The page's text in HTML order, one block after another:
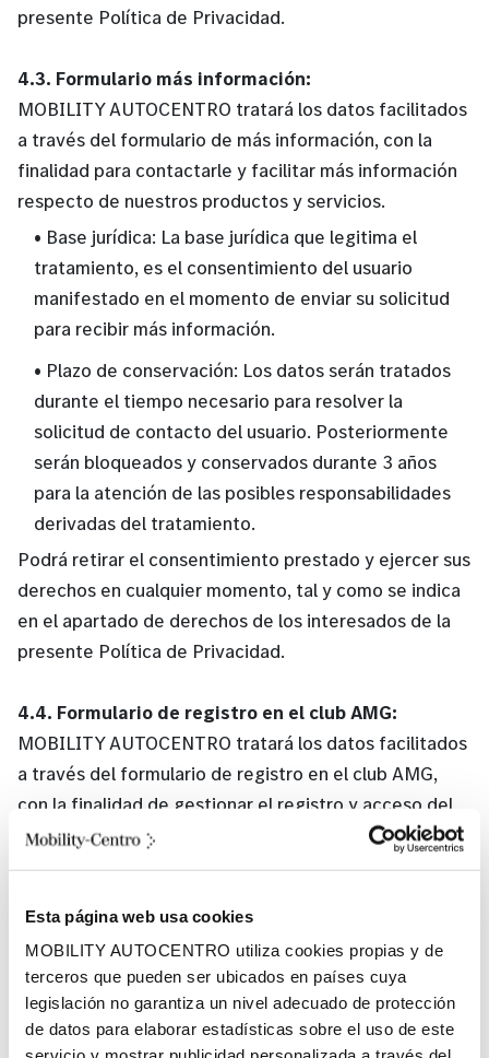
Esta página web usa cookies
MOBILITY AUTOCENTRO utiliza cookies propias y de
terceros que pueden ser ubicados en países cuya
legislación no garantiza un nivel adecuado de protección
de datos para elaborar estadísticas sobre el uso de este
presente Política de Privacidad.
4.3. Formulario más información:
MOBILITY AUTOCENTRO tratará los datos facilitados
a través del formulario de más información, con la
finalidad para contactarle y facilitar más información
respecto de nuestros productos y servicios.
• Base jurídica: La base jurídica que legitima el
tratamiento, es el consentimiento del usuario
manifestado en el momento de enviar su solicitud
para recibir más información.
• Plazo de conservación: Los datos serán tratados
durante el tiempo necesario para resolver la
solicitud de contacto del usuario. Posteriormente
serán bloqueados y conservados durante 3 años
para la atención de las posibles responsabilidades
derivadas del tratamiento.
Podrá retirar el consentimiento prestado y ejercer sus
derechos en cualquier momento, tal y como se indica
en el apartado de derechos de los interesados de la
presente Política de Privacidad.
4.4. Formulario de registro en el club AMG:
MOBILITY AUTOCENTRO tratará los datos facilitados
a través del formulario de registro en el club AMG,
con la finalidad de gestionar el registro y acceso del
usuario al sitio web.
• Base jurídica: La base jurídica que legitima el
registro al club AMG y el acceso al sitio web.
• Plazo de conservación: Los datos serán tratados
con esta finalidad de forma indefinida en el tiempo
hasta que el usuario decida darse de baja en el club